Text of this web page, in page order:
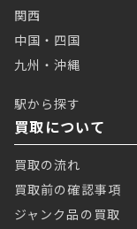
関西
中国・四国
九州・沖縄
駅から探す
買取について
買取の流れ
買取前の確認事項
ジャンク品の買取